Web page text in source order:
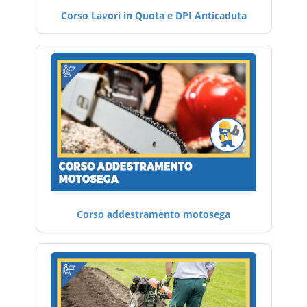
Corso Lavori in Quota e DPI Anticaduta
Corso addestramento motosega